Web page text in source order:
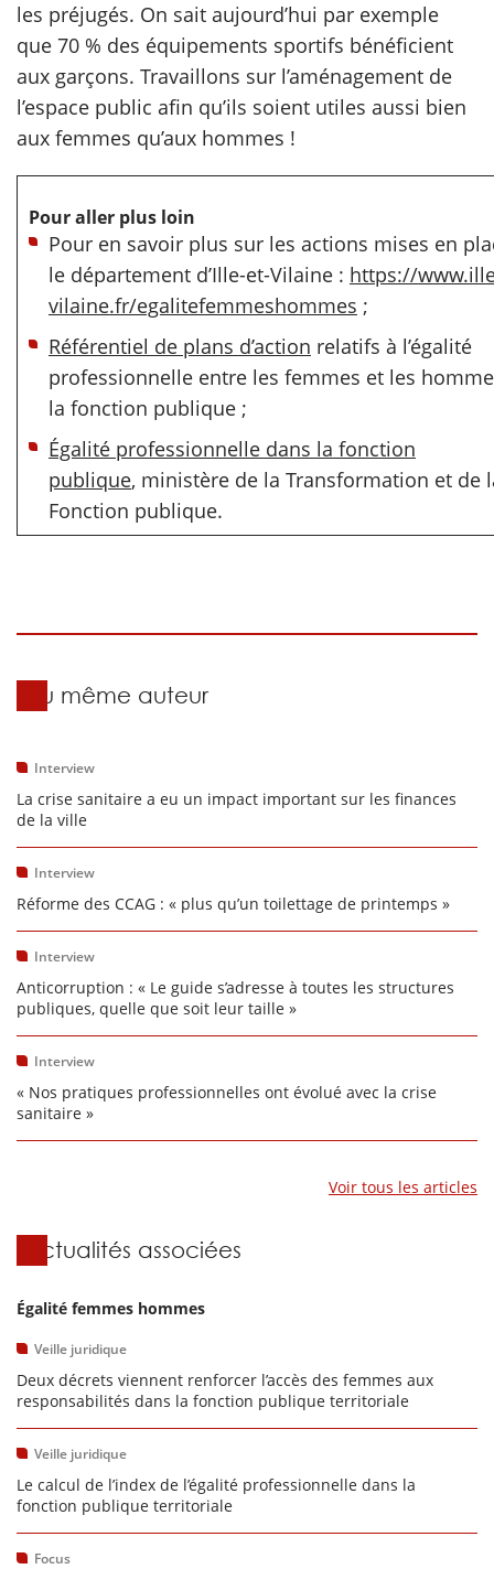
les préjugés. On sait aujourd’hui par exemple
que 70 % des équipements sportifs bénéficient
aux garçons. Travaillons sur l’aménagement de
l’espace public afin qu’ils soient utiles aussi bien
aux femmes qu’aux hommes !
Pour aller plus loin
Pour en savoir plus sur les actions mises en
le département d’Ille-et-Vilaine : https://
vilaine.fr/egalitefemmeshommes ;
Référentiel de plans d’action relatifs à l’égalité
professionnelle entre les femmes et les
la fonction publique ;
Égalité professionnelle dans la fonction
publique, ministère de la Transformation et de
Fonction publique.
Du même auteur
Interview
La crise sanitaire a eu un impact important sur les finances
de la ville
Interview
Réforme des CCAG : « plus qu’un toilettage de printemps »
Interview
Anticorruption : « Le guide s’adresse à toutes les structures
publiques, quelle que soit leur taille »
Interview
« Nos pratiques professionnelles ont évolué avec la crise
sanitaire »
Voir tous les articles
Actualités associées
Égalité femmes hommes
Veille juridique
Deux décrets viennent renforcer l’accès des femmes aux
responsabilités dans la fonction publique territoriale
Veille juridique
Le calcul de l’index de l’égalité professionnelle dans la
fonction publique territoriale
Focus